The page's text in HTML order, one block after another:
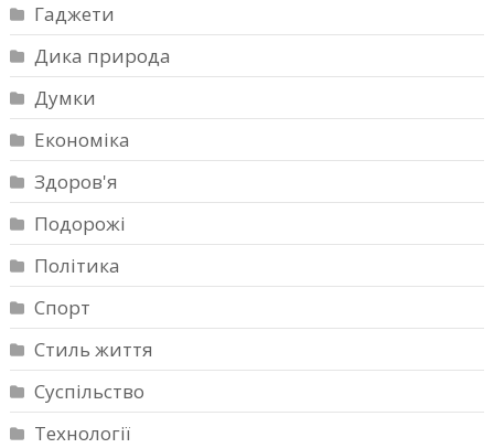
Гаджети
Дика природа
Думки
Економіка
Здоров'я
Подорожі
Політика
Спорт
Стиль життя
Суспільство
Технології